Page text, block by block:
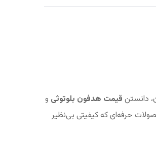
دانستن قیمت هدفون بلوتوثی و
حرفه‌ای که کیفیتی بی‌نظیر